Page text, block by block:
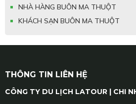
NHÀ HÀNG BUÔN MA THUỘT
KHÁCH SẠN BUÔN MA THUỘT
THÔNG TIN LIÊN HỆ
CÔNG TY DU LỊCH LATOUR | CHI